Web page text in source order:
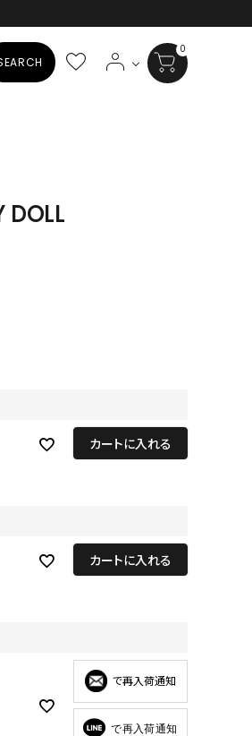
0
DOLL
カートに入れる
カートに入れる
で再入荷通知
で再入荷通知